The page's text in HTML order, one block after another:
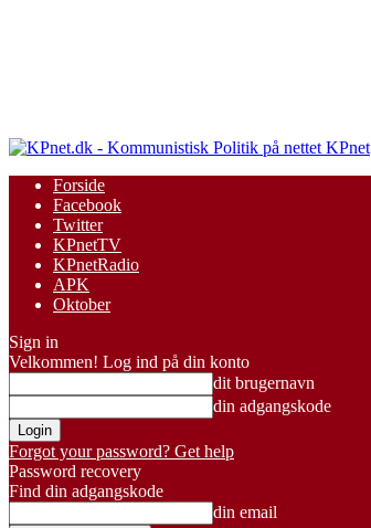
KPnet
Forside
Facebook
Twitter
KPnetTV
KPnetRadio
APK
Oktober
Sign in
Velkommen! Log ind på din konto
dit brugernavn
din adgangskode
Forgot your password? Get help
Password recovery
Find din adgangskode
din email